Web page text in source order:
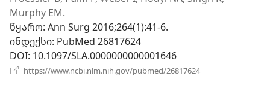
Murphy EM.
წყარო‎: Ann Surg 2016;264(1):41-6.
ინდექსი‎: PubMed 26817624
DOI‎: 10.1097/SLA.0000000000001646
https://www.ncbi.nlm.nih.gov/pubmed/26817624